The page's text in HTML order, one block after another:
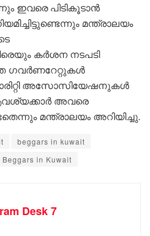
ഇവരെ പിടികൂടാൻ
മന്ത്രാലയം
കർശന നടപടി
ഗവർണറേറ്റുകൾ
ചാരിറ്റി അസോസിയേഷനുകൾ
അവരെ
മന്ത്രാലയം അറിയിച്ചു.
beggars in kuwait
Beggars in Kuwait
Desk 7